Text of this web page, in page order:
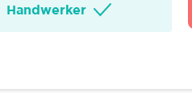
Handwerker